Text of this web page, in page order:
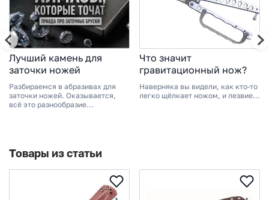
Лучший камень для
заточки ножей
Разбираемся в абразивах для
заточки ножей. Оказывается,
всё это разнообразие...
Что значит
гравитационный нож?
Наверняка вы видели, как кто-то
легко щёлкает ножом, и лезвие...
Товары из статьи